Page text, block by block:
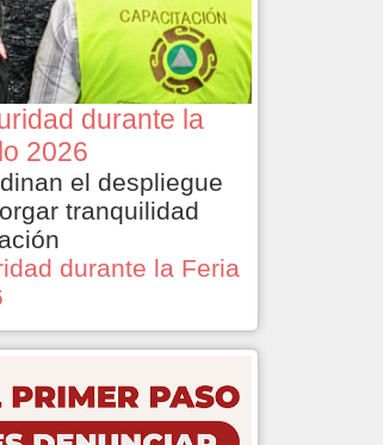
durante la
2026
el despliegue
tranquilidad
durante la Feria